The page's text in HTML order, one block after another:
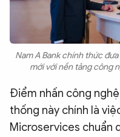
Nam A Bank chính thức
mới với nền tảng công
Điểm nhấn công
thống này chính là
Microservices chuẩn